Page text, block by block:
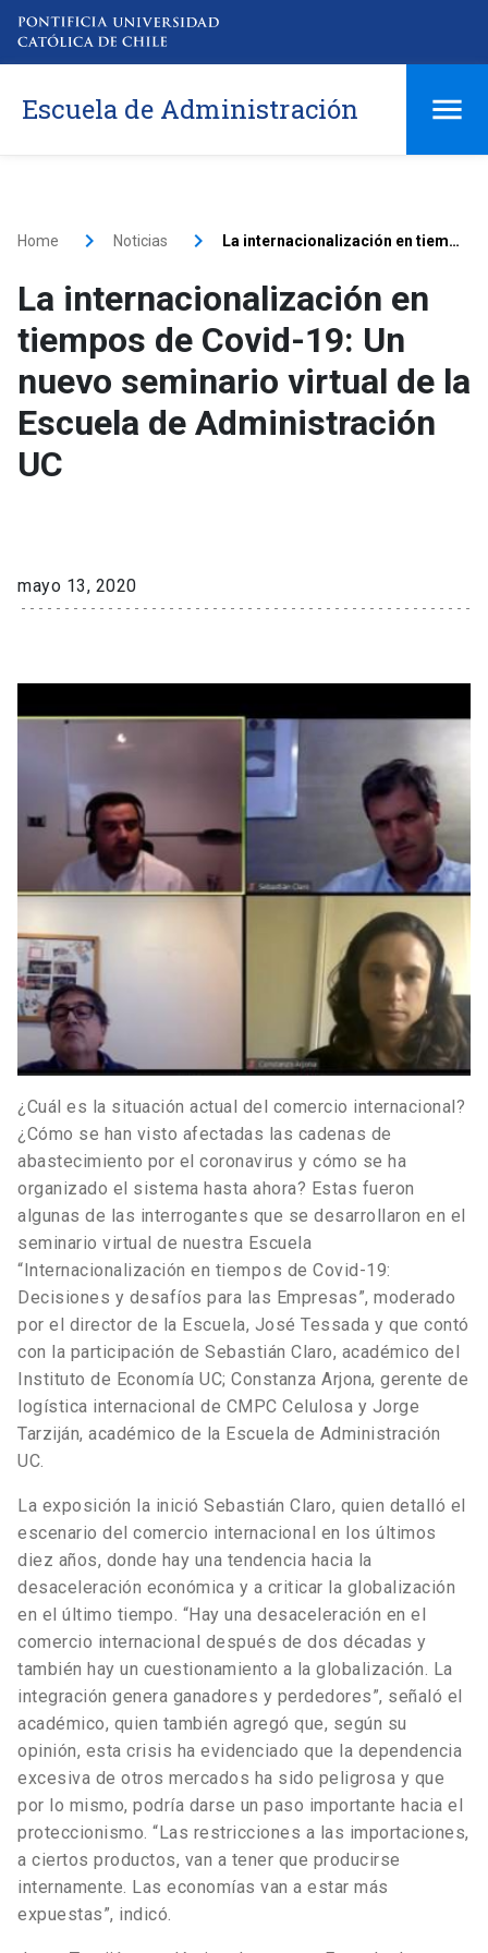
Escuela de Administración
Home Noticias La internacionalización en tiempos de Covid-19: Un nuevo seminario virtual de la Escuela de Administración UC
La internacionalización en
tiempos de Covid-19: Un
nuevo seminario virtual de la
Escuela de Administración
UC
mayo 13, 2020
¿Cuál es la situación actual del comercio internacional?
¿Cómo se han visto afectadas las cadenas de
abastecimiento por el coronavirus y cómo se ha
organizado el sistema hasta ahora? Estas fueron
algunas de las interrogantes que se desarrollaron en el
seminario virtual de nuestra Escuela
“Internacionalización en tiempos de Covid-19:
Decisiones y desafíos para las Empresas”, moderado
por el director de la Escuela, José Tessada y que contó
con la participación de Sebastián Claro, académico del
Instituto de Economía UC; Constanza Arjona, gerente de
logística internacional de CMPC Celulosa y Jorge
Tarziján, académico de la Escuela de Administración
UC.
La exposición la inició Sebastián Claro, quien detalló el
escenario del comercio internacional en los últimos
diez años, donde hay una tendencia hacia la
desaceleración económica y a criticar la globalización
en el último tiempo. “Hay una desaceleración en el
comercio internacional después de dos décadas y
también hay un cuestionamiento a la globalización. La
integración genera ganadores y perdedores”, señaló el
académico, quien también agregó que, según su
opinión, esta crisis ha evidenciado que la dependencia
excesiva de otros mercados ha sido peligrosa y que
por lo mismo, podría darse un paso importante hacia el
proteccionismo. “Las restricciones a las importaciones,
a ciertos productos, van a tener que producirse
internamente. Las economías van a estar más
expuestas”, indicó.